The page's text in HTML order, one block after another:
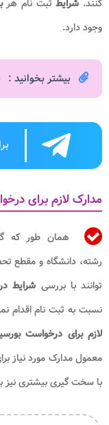
کنند. شرایط ثبت نام هر
وجود دارد.
بیشتر بخوانید :
مدارک لازم برای درخواست
همان طور که
رشته، دانشگاه و مقطع
توانند با بررسی شرایط
نسبت به ثبت نام اقدام
لازم برای درخواست بورسیه
معمول مدارک مورد نیاز
با سخت گیری بیشتری